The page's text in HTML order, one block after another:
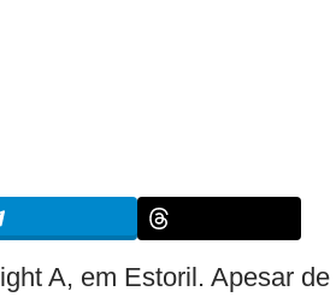
A, em Estoril. Apesar de